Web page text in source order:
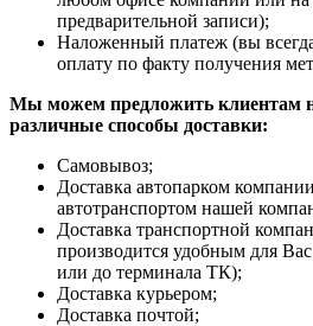
предварительной записи);
Наложенный платеж (вы
оплату по факту получения
Мы можем предложить клиентам
различные способы доставки:
Самовывоз;
Доставка автопарком
автотранспортом нашей
Доставка транспортной
производится удобным для
или до терминала ТК);
Доставка курьером;
Доставка почтой;